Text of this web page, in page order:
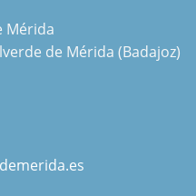
Mérida
de Mérida (Badajoz)